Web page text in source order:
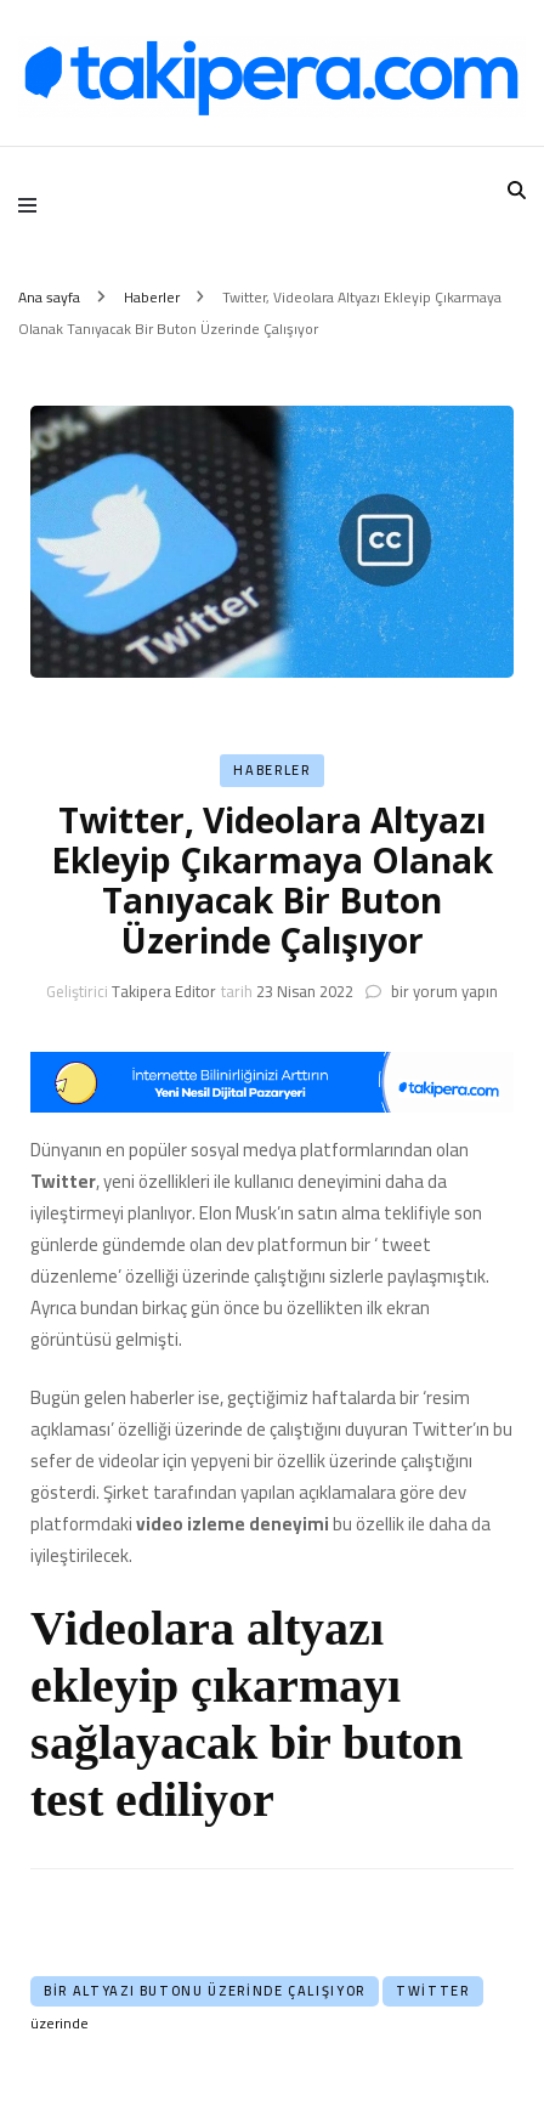
Takipera Dijital Hizmetler
Ana sayfa Haberler
Twitter, Videolara Altyazı Ekleyip Çıkarmaya
Olanak Tanıyacak Bir Buton Üzerinde Çalışıyor
HABERLER
Twitter, Videolara Altyazı
Ekleyip Çıkarmaya Olanak
Tanıyacak Bir Buton
Üzerinde Çalışıyor
GeliştiriciTakipera Editortarih 23 Nisan 2022 Twitter,
Ekleyip
Çıkarmaya
Olanak
Tanıyacak
Bir
Buton
Üzerinde
Çalışıyor
için
bir yorum yapın
Dünyanın en popüler sosyal medya platformlarından olan
Twitter, yeni özellikleri ile kullanıcı deneyimini daha da
iyileştirmeyi planlıyor. Elon Musk’ın satın alma teklifiyle son
günlerde gündemde olan dev platformun bir ‘ tweet
düzenleme’ özelliği üzerinde çalıştığını sizlerle paylaşmıştık.
Ayrıca bundan birkaç gün önce bu özellikten ilk ekran
görüntüsü gelmişti.
Bugün gelen haberler ise, geçtiğimiz haftalarda bir ‘resim
açıklaması’ özelliği üzerinde de çalıştığını duyuran Twitter’ın bu
sefer de videolar için yepyeni bir özellik üzerinde çalıştığını
gösterdi. Şirket tarafından yapılan açıklamalara göre dev
platformdakivideo izleme deneyimibu özellik ile daha da
iyileştirilecek.
Videolara altyazı
ekleyip çıkarmayı
sağlayacak bir buton
test ediliyor
BIR ALTYAZI BUTONU ÜZERINDE ÇALIŞIYOR TWITTER
üzerinde